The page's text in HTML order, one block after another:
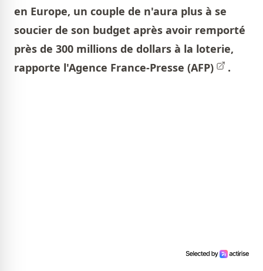
en Europe, un couple de n'aura plus à se
soucier de son budget après avoir remporté
près de 300 millions de dollars à la loterie,
rapporte l'Agence France-Presse (AFP) .